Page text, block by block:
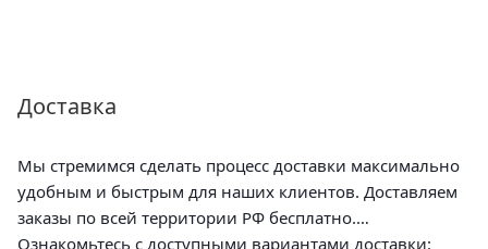
Доставка
Мы стремимся сделать процесс доставки максимально
удобным и быстрым для наших клиентов. Доставляем
заказы по всей территории РФ бесплатно.
Ознакомьтесь с доступными вариантами доставки: